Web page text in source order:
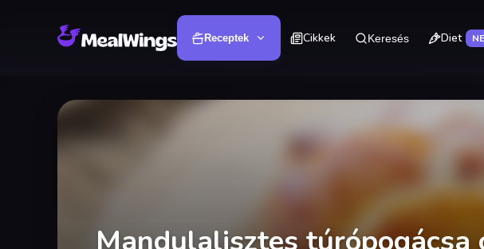
Receptek Cikkek Keresés Diet